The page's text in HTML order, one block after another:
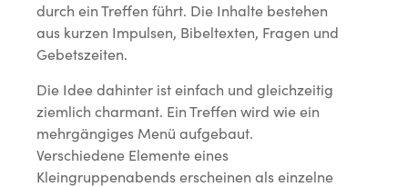
durch ein Treffen führt. Die Inhalte bestehen
aus kurzen Impulsen, Bibeltexten, Fragen und
Gebetszeiten.
Die Idee dahinter ist einfach und gleichzeitig
ziemlich charmant. Ein Treffen wird wie ein
mehrgängiges Menü aufgebaut.
Verschiedene Elemente eines
Kleingruppenabends erscheinen als einzelne